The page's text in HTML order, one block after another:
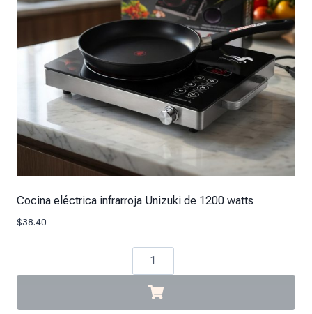
Cocina eléctrica infrarroja Unizuki de 1200 watts
$38.40